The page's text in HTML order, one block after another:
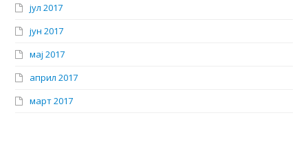
јул 2017
јун 2017
мај 2017
април 2017
март 2017